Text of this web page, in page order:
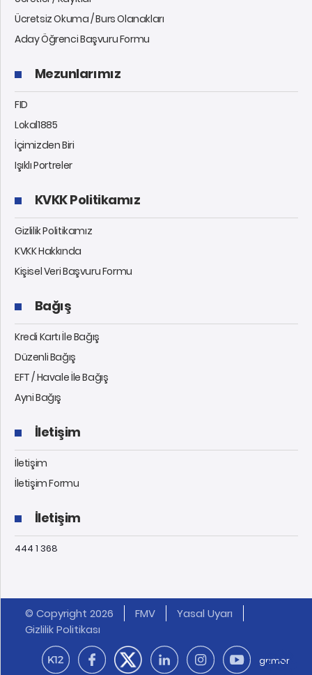
Ücretsiz Okuma / Burs Olanakları
Aday Öğrenci Başvuru Formu
Mezunlarımız
FID
Lokal1885
İçimizden Biri
Işıklı Portreler
KVKK Politikamız
Gizlilik Politikamız
KVKK Hakkında
Kişisel Veri Başvuru Formu
Bağış
Kredi Kartı İle Bağış
Düzenli Bağış
EFT / Havale İle Bağış
Ayni Bağış
İletişim
İletişim
İletişim Formu
İletişim
444 1 368
© Copyright 2026 FMV
Yasal Uyarı
Gizlilik Politikası
grimor